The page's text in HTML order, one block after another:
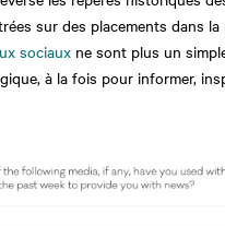
sur des placements dans
sociaux ne sont plus un
à la fois pour informer,